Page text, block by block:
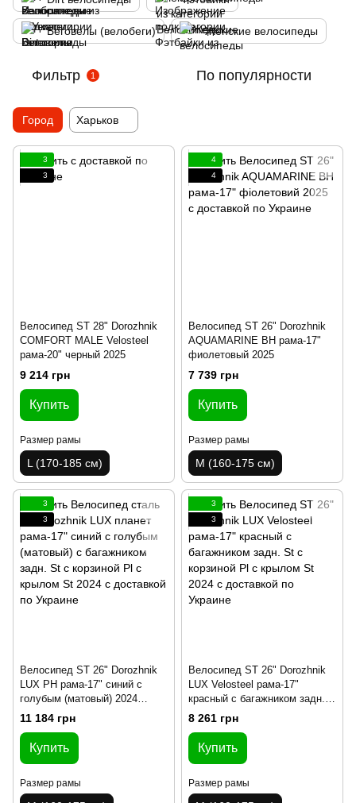
Беговелы (велобеги) Женские велосипеды
Фильтр 1 По популярности
Город Харьков
3
3
Велосипед ST 28" Dorozhnik
COMFORT MALE Velosteel
рама-20" черный 2025
9 214 грн
Купить
Размер рамы
L (170-185 см)
4
4
Велосипед ST 26" Dorozhnik
AQUAMARINE BH рама-17"
фиолетовый 2025
7 739 грн
Купить
Размер рамы
M (160-175 см)
3
3
Велосипед ST 26" Dorozhnik
LUX PH рама-17" синий с
голубым (матовый) 2024
крылья, крыло пер., крыло
зад., подножка, звонок,
корзина
11 184 грн
Купить
Размер рамы
3
3
Велосипед ST 26" Dorozhnik
LUX Velosteel рама-17"
красный с багажником задн.
St с корзиной Pl с крылом St
8 261 грн
Купить
Размер рамы